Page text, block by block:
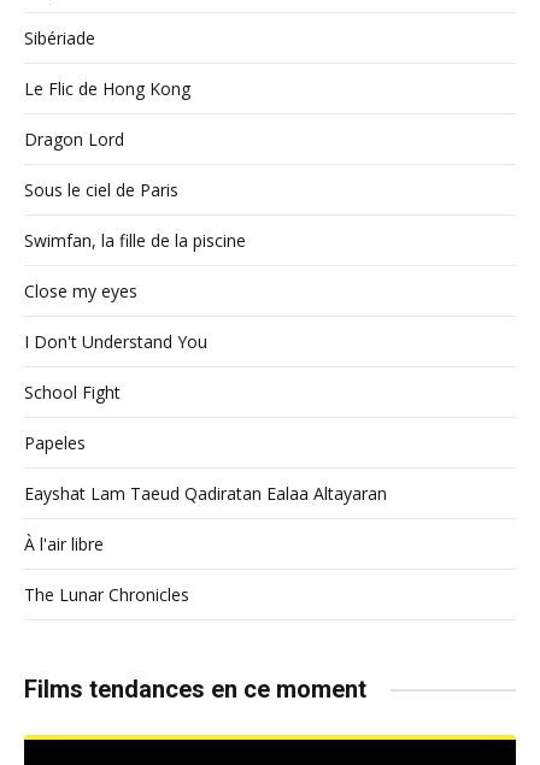
Sibériade
Le Flic de Hong Kong
Dragon Lord
Sous le ciel de Paris
Swimfan, la fille de la piscine
Close my eyes
I Don't Understand You
School Fight
Papeles
Eayshat Lam Taeud Qadiratan Ealaa Altayaran
À l'air libre
The Lunar Chronicles
Films tendances en ce moment